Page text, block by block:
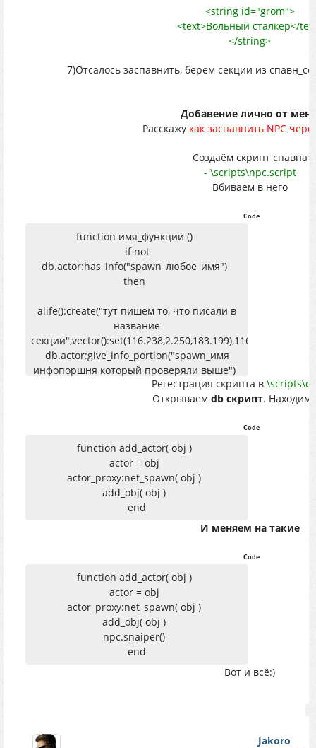
<string id="grom">
<text>Вольный сталкер</
</string>
7)Отсалось заспавнить, берем секции из
Добавение лично от
Расскажу как заспавнить NPC
Создаём скрипт спавна
- \scripts\npc.script
Вбиваем в него
Code
function имя_функции ()
if not
db.actor:has_info("spawn_любое_имя")
then
alife():create("тут пишем то, что писали в
название
секции",vector():set(116.238,2.250,183.199),1165999,316)
db.actor:give_info_portion("spawn_имя
инфопоршня который проверяли выше")
Регестрация скрипта в
Открываем db скрипт. Находим
Code
function add_actor( obj )
actor = obj
actor_proxy:net_spawn( obj )
add_obj( obj )
end
И меняем на такие
Code
function add_actor( obj )
actor = obj
actor_proxy:net_spawn( obj )
add_obj( obj )
npc.snaiper()
end
Вот и всё:)
Jakoro